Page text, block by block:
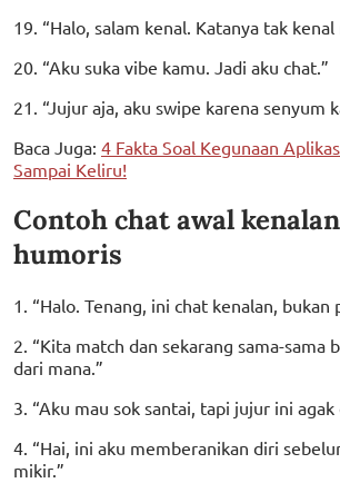
19. “Halo, salam kenal. Katanya tak kenal
20. “Aku suka vibe kamu. Jadi aku chat.”
21. “Jujur aja, aku swipe karena senyum
Baca Juga: 4 Fakta Soal Kegunaan
Sampai Keliru!
Contoh chat awal
humoris
1. “Halo. Tenang, ini chat kenalan, bukan
2. “Kita match dan sekarang sama-sama
dari mana.”
3. “Aku mau sok santai, tapi jujur ini agak
4. “Hai, ini aku memberanikan diri
mikir.”